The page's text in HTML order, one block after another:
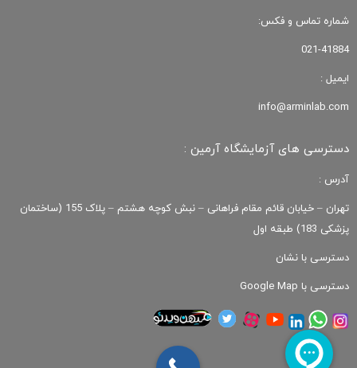
شماره تماس و فکس:
021-41884
ایمیل :
info@arminlab.com
دسترسی های آزمایشگاه آرمین :
آدرس :
تهران – خیابان قائم مقام فراهانی – نبش کوچه هشتم – پلاک 155 (ساختمان
پزشکی 183) طبقه اول
دسترسی با نشان
دسترسی با Google Map